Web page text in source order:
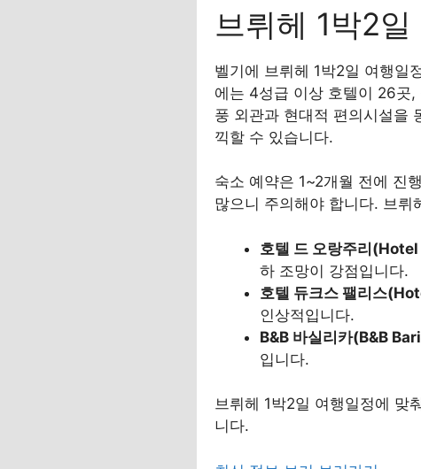
브뤼헤 1박2
벨기에 브뤼헤 1박2일 여행일
에는 4성급 이상 호텔이 26곳,
풍 외관과 현대적 편의시설을
끽할 수 있습니다.
숙소 예약은 1~2개월 전에 진
많으니 주의해야 합니다. 브뤼
호텔 드 오랑주리
하 조망이 강점입니다.
호텔 듀크스 팰리스
인상적입니다.
B&B 바실리카(B&B
입니다.
브뤼헤 1박2일 여행일정에 맞
니다.